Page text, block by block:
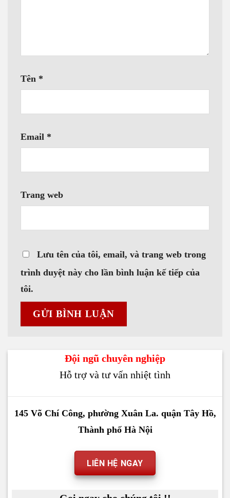
Tên *
Email *
Trang web
Lưu tên của tôi, email, và trang web trong
trình duyệt này cho lần bình luận kế tiếp của
tôi.
Đội ngũ chuyên nghiệp
Hỗ trợ và tư vấn nhiệt tình
145 Võ Chí Công, phường Xuân La. quận Tây Hồ,
Thành phố Hà Nội
LIÊN HỆ NGAY